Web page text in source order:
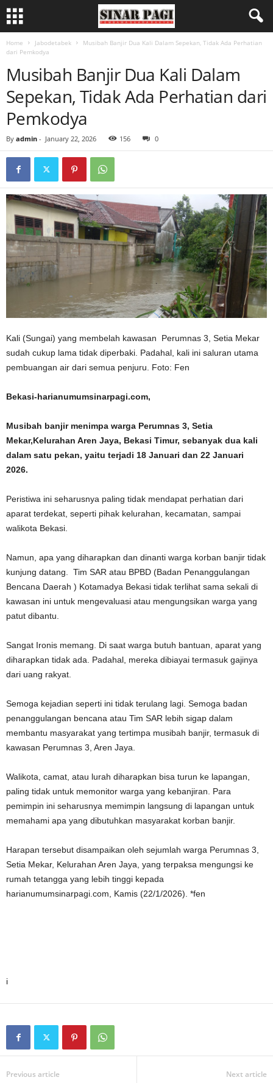
Home Jabodetabek
Musibah Banjir Dua Kali Dalam Sepekan, Tidak Ada Perhatian
dari Pemkodya
Musibah Banjir Dua Kali Dalam
Sepekan, Tidak Ada Perhatian dari
Pemkodya
By admin - January 22, 2026 156 0
Kali (Sungai) yang membelah kawasan Perumnas 3, Setia Mekar
sudah cukup lama tidak diperbaki. Padahal, kali ini saluran utama
pembuangan air dari semua penjuru. Foto: Fen
Bekasi-harianumumsinarpagi.com,
Musibah banjir menimpa warga Perumnas 3, Setia
Mekar,Kelurahan Aren Jaya, Bekasi Timur, sebanyak dua kali
dalam satu pekan, yaitu terjadi 18 Januari dan 22 Januari
2026.
Peristiwa ini seharusnya paling tidak mendapat perhatian dari
aparat terdekat, seperti pihak kelurahan, kecamatan, sampai
walikota Bekasi.
Namun, apa yang diharapkan dan dinanti warga korban banjir tidak
kunjung datang. Tim SAR atau BPBD (Badan Penanggulangan
Bencana Daerah ) Kotamadya Bekasi tidak terlihat sama sekali di
kawasan ini untuk mengevaluasi atau mengungsikan warga yang
patut dibantu.
Sangat Ironis memang. Di saat warga butuh bantuan, aparat yang
diharapkan tidak ada. Padahal, mereka dibiayai termasuk gajinya
dari uang rakyat.
Semoga kejadian seperti ini tidak terulang lagi. Semoga badan
penanggulangan bencana atau Tim SAR lebih sigap dalam
membantu masyarakat yang tertimpa musibah banjir, termasuk di
kawasan Perumnas 3, Aren Jaya.
Walikota, camat, atau lurah diharapkan bisa turun ke lapangan,
paling tidak untuk memonitor warga yang kebanjiran. Para
pemimpin ini seharusnya memimpin langsung di lapangan untuk
memahami apa yang dibutuhkan masyarakat korban banjir.
Harapan tersebut disampaikan oleh sejumlah warga Perumnas 3,
Setia Mekar, Kelurahan Aren Jaya, yang terpaksa mengungsi ke
rumah tetangga yang lebih tinggi kepada
harianumumsinarpagi.com, Kamis (22/1/2026). *fen
i
Previous article Next article